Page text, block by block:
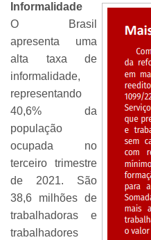
Informalidade
O Brasil
apresenta uma
alta taxa de
informalidade,
representando
40,6% da
população
ocupada no
terceiro trimestre
de 2021. São
38,6 milhões de
trabalhadoras e
trabalhadores